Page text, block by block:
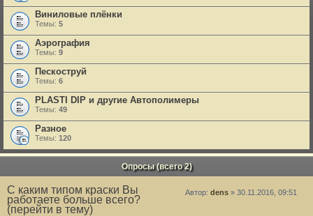
Виниловые плёнки
Темы: 5
Аэрография
Темы: 9
Пескоструй
Темы: 6
PLASTI DIP и другие Автополимеры
Темы: 49
Разное
Темы: 120
Опросы (всего 2)
Автор: dens» 30.11.2016, 09:51
С каким типом краски Вы
работаете больше всего?
(перейти в тему)